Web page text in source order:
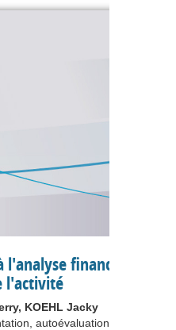
financière -
l'activité
KOEHL Jacky
autoévaluation, étude de